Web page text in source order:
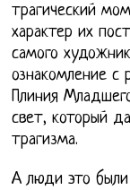
трагический
характер их
самого
ознакомление с
Плиния
свет, который
трагизма.
А люди это